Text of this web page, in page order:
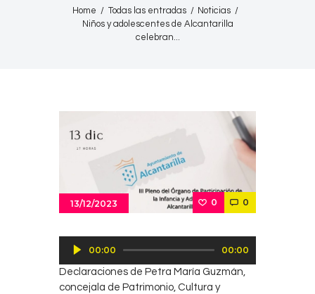
Home Todas las entradas
Noticias
Niños y adolescentes de Alcantarilla
celebran...
13/12/2023 0 0
Reproductor
audio
00:00 00:00
Declaraciones de Petra María Guzmán,
concejala de Patrimonio, Cultura y